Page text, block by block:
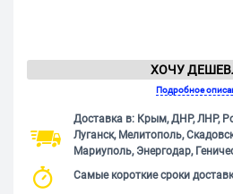
ХОЧУ
Подробное
Доставка в: Крым, ДНР, ЛНР,
Луганск, Мелитополь,
Мариуполь, Энергодар,
Самые короткие сроки